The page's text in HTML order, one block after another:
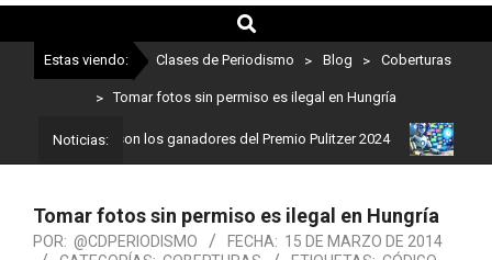
Estas viendo: Clases de Periodismo > Blog > Coberturas
> Tomar fotos sin permiso es ilegal en Hungría
Noticias:
Estos son los ganadores del Premio Pulitzer 2024
Tomar fotos sin permiso es ilegal en Hungría
POR: @CDPERIODISMO FECHA: 15 DE MARZO DE 2014